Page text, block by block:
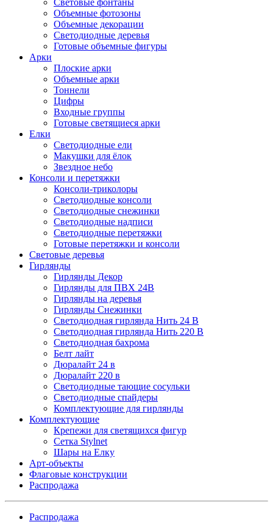
Световые фонтаны
Объемные фотозоны
Объемные декорации
Светодиодные деревья
Готовые объемные фигуры
Арки
Плоские арки
Объемные арки
Тоннели
Цифры
Входные группы
Готовые светящиеся арки
Елки
Светодиодные ели
Макушки для ёлок
Звездное небо
Консоли и перетяжки
Консоли-триколоры
Светодиодные консоли
Светодиодные снежинки
Светодиодные надписи
Светодиодные перетяжки
Готовые перетяжки и консоли
Световые деревья
Гирлянды
Гирлянды Декор
Гирлянды для ПВХ 24В
Гирлянды на деревья
Гирлянды Снежинки
Светодиодная гирлянда Нить 24 В
Светодиодная гирлянда Нить 220 В
Светодиодная бахрома
Белт лайт
Дюралайт 24 в
Дюралайт 220 в
Светодиодные тающие сосульки
Светодиодные спайдеры
Комплектующие для гирлянды
Комплектующие
Крепежи для светящихся фигур
Сетка Stylnet
Шары на Елку
Арт-объекты
Флаговые конструкции
Распродажа
Распродажа